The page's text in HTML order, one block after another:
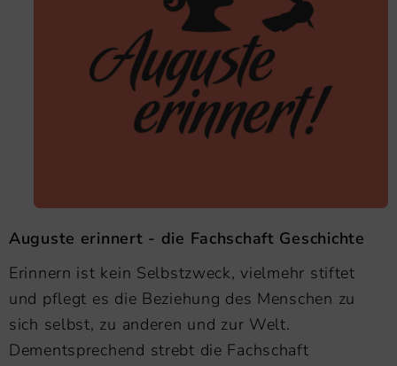
Auguste erinnert - die Fachschaft Geschichte
Erinnern ist kein Selbstzweck, vielmehr stiftet
und pflegt es die Beziehung des Menschen zu
sich selbst, zu anderen und zur Welt.
Dementsprechend strebt die Fachschaft